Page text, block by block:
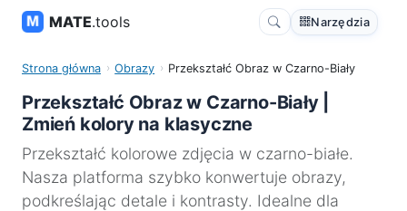
MATE.tools Narzędzia
Strona główna Obrazy Przekształć Obraz w Czarno-Biały
Przekształć Obraz w Czarno-Biały |
Zmień kolory na klasyczne
Przekształć kolorowe zdjęcia w czarno-białe.
Nasza platforma szybko konwertuje obrazy,
podkreślając detale i kontrasty. Idealne dla